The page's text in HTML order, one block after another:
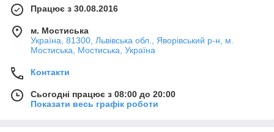
Працює з 30.08.2016
м. Мостиська
Україна, 81300, Львівська обл., Яворівський р-н, м.
Мостиська, Мостиська, Україна
Контакти
Сьогодні працює з 08:00 до 20:00
Показати весь графік роботи